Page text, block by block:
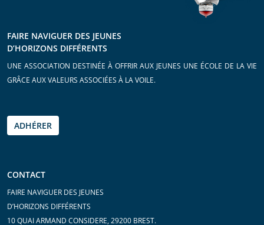
FAIRE NAVIGUER DES JEUNES
D’HORIZONS DIFFÉRENTS
UNE ASSOCIATION DESTINÉE À OFFRIR AUX JEUNES UNE ÉCOLE DE LA VIE
GRÂCE AUX VALEURS ASSOCIÉES À LA VOILE.
ADHÉRER
CONTACT
FAIRE NAVIGUER DES JEUNES
D’HORIZONS DIFFÉRENTS
10 QUAI ARMAND CONSIDERE, 29200 BREST.